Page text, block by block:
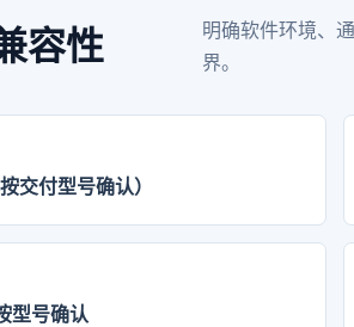
容性
明确软件环境、
界。
交付型号确认）
型号确认